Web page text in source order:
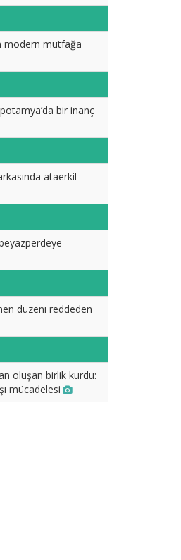
modern mutfağa
bir inanç
ataerkil
düzeni reddeden
oluşan birlik kurdu:
mücadelesi